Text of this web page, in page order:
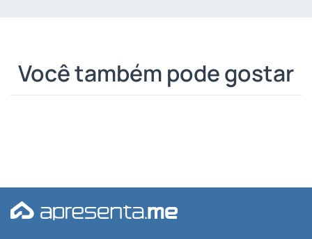
Você também pode gostar